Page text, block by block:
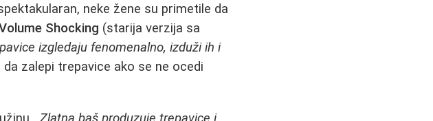
neke žene su primetile da
Shocking (starija verzija sa
izgledaju fenomenalno, izduži ih i
zalepi trepavice ako se ne ocedi